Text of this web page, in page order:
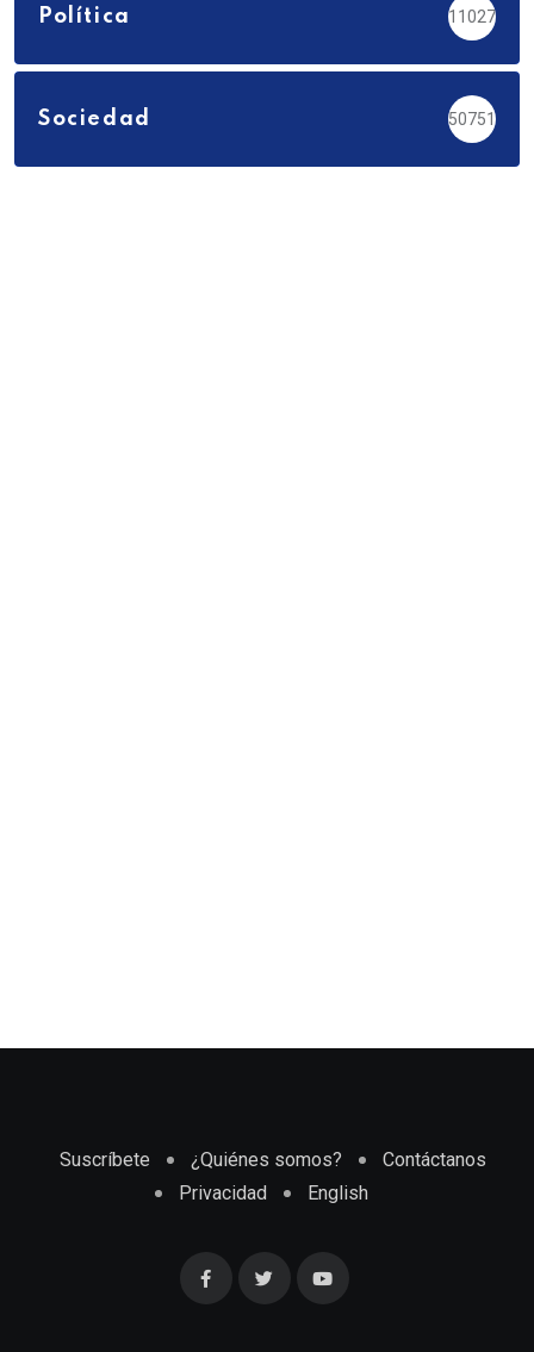
Política 11027
Sociedad 50751
Suscríbete ¿Quiénes somos?
Contáctanos
Privacidad
English